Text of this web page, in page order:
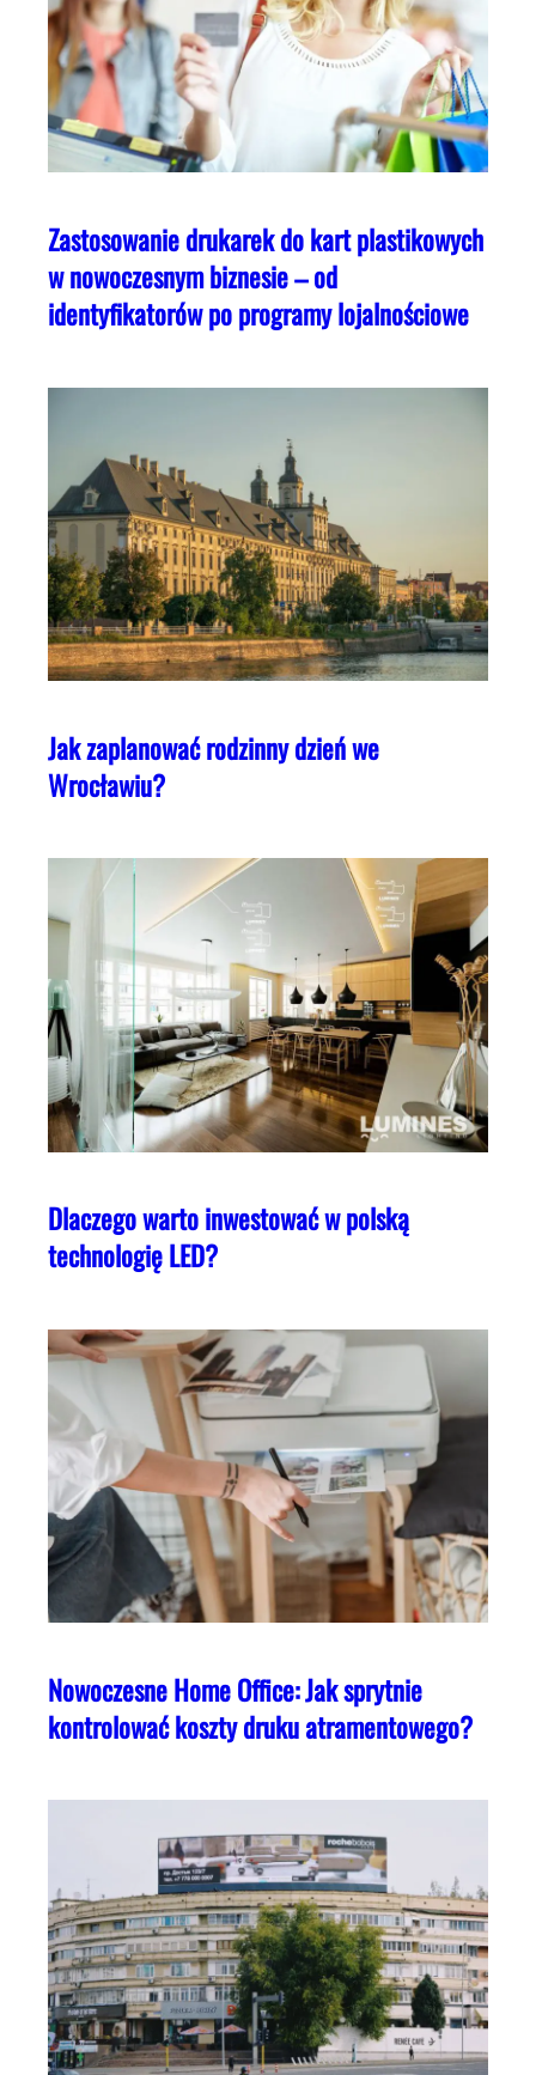
Zastosowanie drukarek do kart plastikowych
w nowoczesnym biznesie – od
identyfikatorów po programy lojalnościowe
Jak zaplanować rodzinny dzień we
Wrocławiu?
Dlaczego warto inwestować w polską
technologię LED?
Nowoczesne Home Office: Jak sprytnie
kontrolować koszty druku atramentowego?